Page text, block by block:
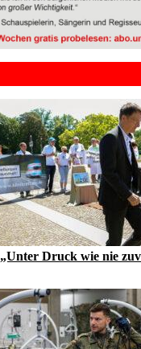
„Unter Druck wie nie